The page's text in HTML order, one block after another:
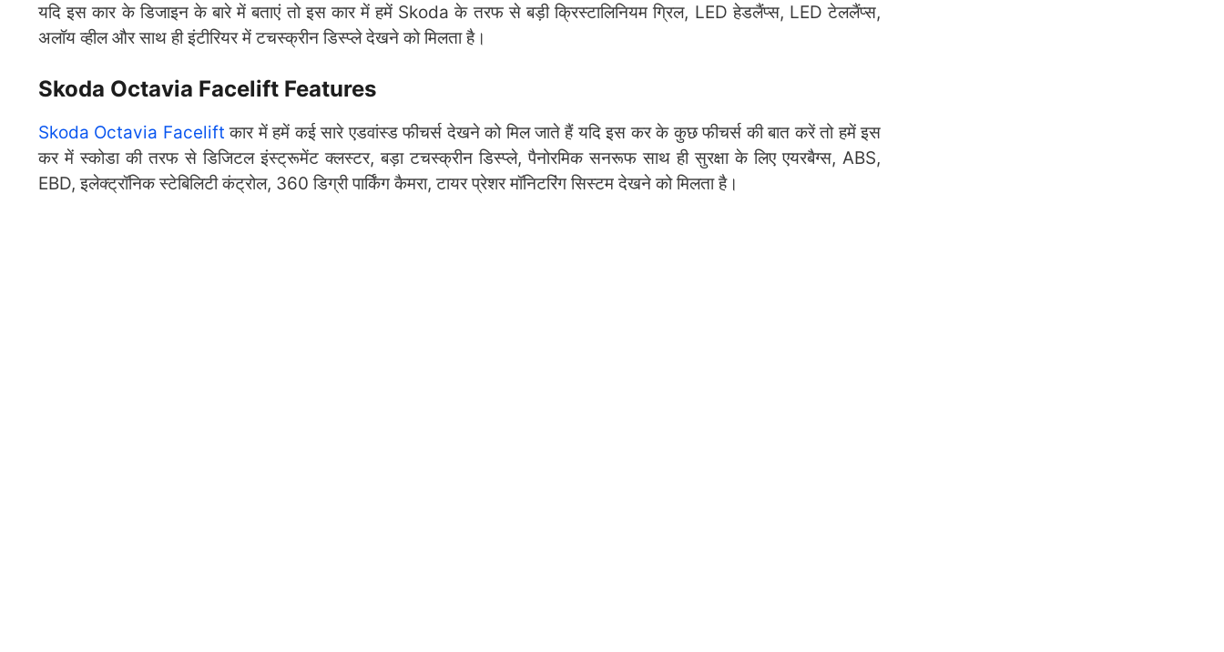
यदि इस कार के डिजाइन के बारे में बताएं तो इस कार में हमें Skoda के तरफ से बड़ी क्रिस्टालिनियम ग्रिल, LED हेडलैंप्स, LED टेललैंप्स,
अलॉय व्हील और साथ ही इंटीरियर में टचस्क्रीन डिस्प्ले देखने को मिलता है।
Skoda Octavia Facelift Features
Skoda Octavia Facelift कार में हमें कई सारे एडवांस्ड फीचर्स देखने को मिल जाते हैं यदि इस कर के कुछ फीचर्स की बात करें तो हमें इस
कर में स्कोडा की तरफ से डिजिटल इंस्ट्रूमेंट क्लस्टर, बड़ा टचस्क्रीन डिस्प्ले, पैनोरमिक सनरूफ साथ ही सुरक्षा के लिए एयरबैग्स, ABS,
EBD, इलेक्ट्रॉनिक स्टेबिलिटी कंट्रोल, 360 डिग्री पार्किंग कैमरा, टायर प्रेशर मॉनिटरिंग सिस्टम देखने को मिलता है।